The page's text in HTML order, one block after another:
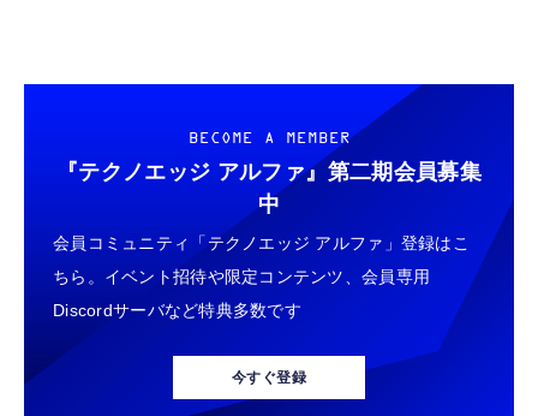
BECOME A MEMBER
『テクノエッジ アルファ』 第二期会員募集
中
会員コミュニティ「テクノエッジ アルファ」登録はこ
ちら。イベント招待や限定コンテンツ、会員専用
Discordサーバなど特典多数です
今すぐ登録